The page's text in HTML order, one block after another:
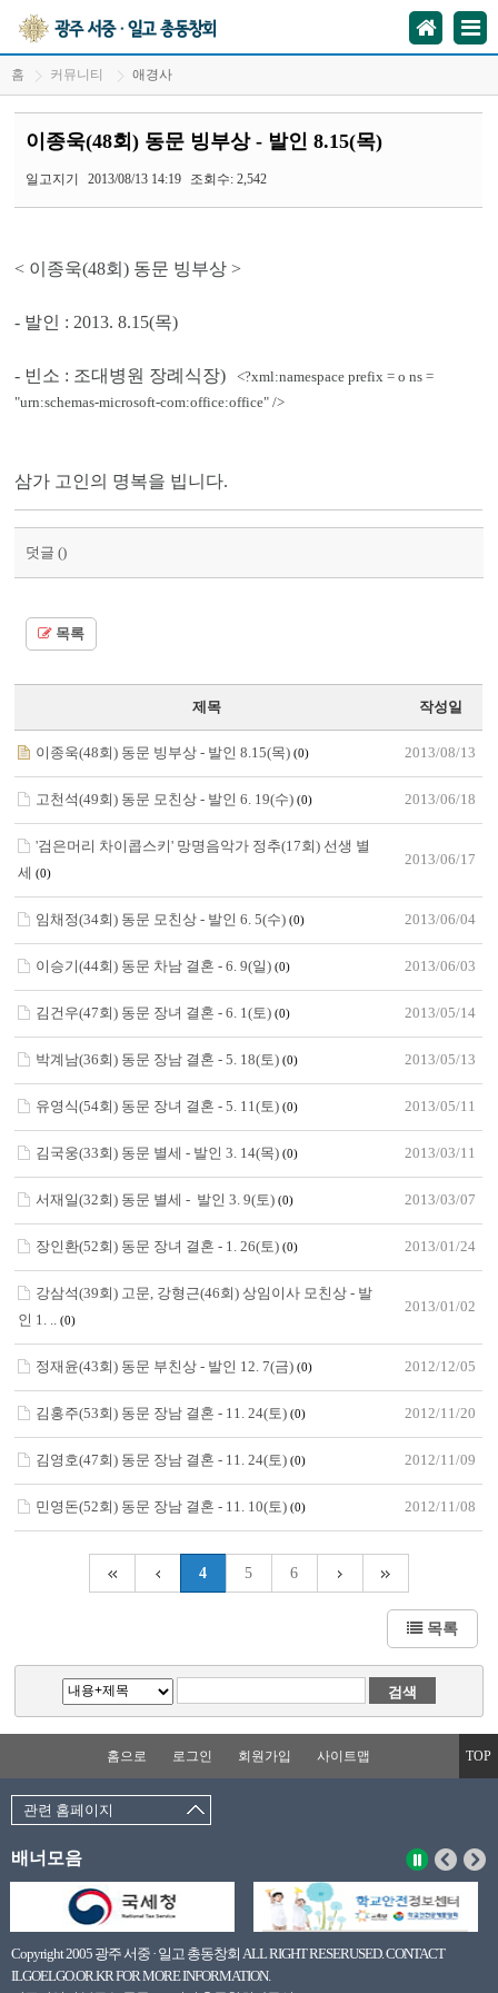
홈 커뮤니티 애경사
이종욱(48회) 동문 빙부상 - 발인 8.15(목)
일고지기 2013/08/13 14:19 조회수: 2,542
< 이종욱(48회) 동문 빙부상 >
- 발인 : 2013. 8.15(목)
- 빈소 : 조대병원 장례식장)
<?xml:namespace prefix = o ns =
"urn:schemas-microsoft-com:office:office" />
삼가 고인의 명복을 빕니다.
덧글 ()
목록
제목 작성일
이종욱(48회) 동문 빙부상 - 발인 8.15(목)(0) 2013/08/13
고천석(49회) 동문 모친상 - 발인 6. 19(수)(0) 2013/06/18
'검은머리 차이콥스키' 망명음악가 정추(17회) 선생 별
세(0)
2013/06/17
임채정(34회) 동문 모친상 - 발인 6. 5(수)(0) 2013/06/04
이승기(44회) 동문 차남 결혼 - 6. 9(일)(0) 2013/06/03
김건우(47회) 동문 장녀 결혼 - 6. 1(토)(0) 2013/05/14
박계남(36회) 동문 장남 결혼 - 5. 18(토)(0) 2013/05/13
유영식(54회) 동문 장녀 결혼 - 5. 11(토)(0) 2013/05/11
김국웅(33회) 동문 별세 - 발인 3. 14(목)(0) 2013/03/11
서재일(32회) 동문 별세 - 발인 3. 9(토)(0) 2013/03/07
장인환(52회) 동문 장녀 결혼 - 1. 26(토)(0) 2013/01/24
강삼석(39회) 고문, 강형근(46회) 상임이사 모친상 - 발
인 1. ..(0)
2013/01/02
정재윤(43회) 동문 부친상 - 발인 12. 7(금)(0) 2012/12/05
김홍주(53회) 동문 장남 결혼 - 11. 24(토)(0) 2012/11/20
김영호(47회) 동문 장남 결혼 - 11. 24(토)(0) 2012/11/09
민영돈(52회) 동문 장남 결혼 - 11. 10(토)(0) 2012/11/08
4 5 6
목록
홈으로 로그인 회원가입 사이트맵 TOP
관련 홈페이지
배너모음
Copyright 2005 광주 서중 · 일고 총동창회 ALL RIGHT RESERUSED. CONTACT
ILGOELGO.OR.KR FOR MORE INFORMATION.